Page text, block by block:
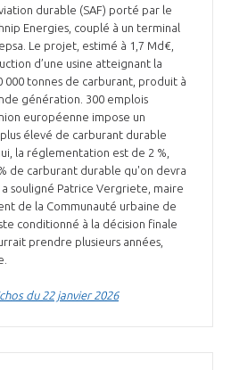
durable (SAF) porté par le
Energies, couplé à un terminal
Le projet, estimé à 1,7 Md€,
d’une usine atteignant la
000 tonnes de carburant, produit à
génération. 300 emplois
européenne impose un
élevé de carburant durable
la réglementation est de 2 %,
de carburant durable qu'on devra
a souligné Patrice Vergriete, maire
de la Communauté urbaine de
conditionné à la décision finale
prendre plusieurs années,
du 22 janvier 2026